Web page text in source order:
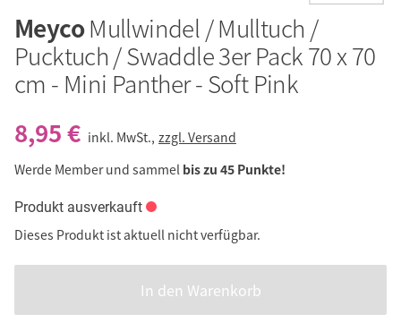
MeycoMullwindel / Mulltuch /
Pucktuch / Swaddle 3er Pack 70 x 70
cm - Mini Panther - Soft Pink
8,95 € inkl. MwSt., zzgl. Versand
Werde Member und sammel bis zu 45 Punkte!
Produkt ausverkauft
Dieses Produkt ist aktuell nicht verfügbar.
In den Warenkorb